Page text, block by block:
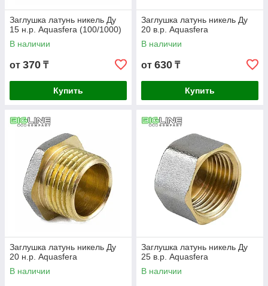
Заглушка латунь никель Ду
15 н.р. Aquasfera (100/1000)
В наличии
от 370 ₸
Купить
Заглушка латунь никель Ду
20 в.р. Aquasfera
В наличии
от 630 ₸
Купить
Заглушка латунь никель Ду
20 н.р. Aquasfera
В наличии
Заглушка латунь никель Ду
25 в.р. Aquasfera
В наличии